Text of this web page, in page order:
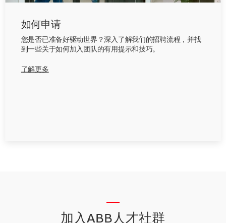
如何申请
您是否已准备好驱动世界？深入了解我们的招聘流程，并找
到一些关于如何加入团队的有用提示和技巧。
了解更多
加入ABB人才社群